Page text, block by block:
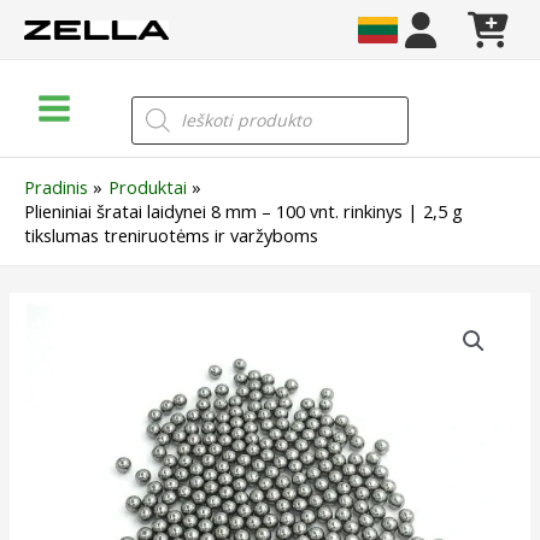
prie
Menu
Products
search
Pradinis
Produktai
Plieniniai šratai laidynei 8 mm – 100 vnt. rinkinys | 2,5 g
tikslumas treniruotėms ir varžyboms